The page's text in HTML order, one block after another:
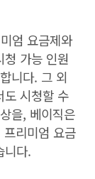
엄 요금제와
가능 인원
니다. 그 외
도 시청할 수
을, 베이직은
프리미엄 요금
니다.